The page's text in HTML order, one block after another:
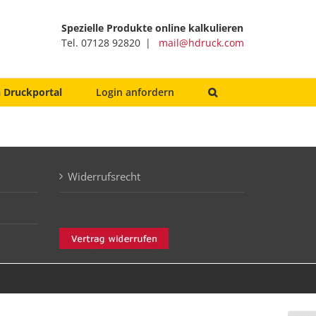
Spezielle Produkte online kalkulieren
Tel. 07128 92820 | mail@hdruck.com
Druckportal Login anfordern
Widerrufsrecht